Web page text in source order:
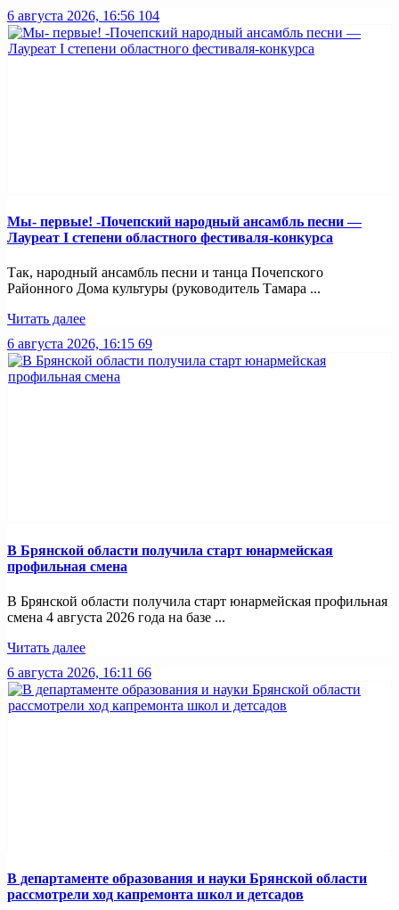
6 августа 2026, 16:56 104
Мы- первые! -Почепский народный ансамбль песни —
Лауреат I степени областного фестиваля-конкурса
Так, народный ансамбль песни и танца Почепского
Районного Дома культуры (руководитель Тамара ...
Читать далее
6 августа 2026, 16:15 69
В Брянской области получила старт юнармейская
профильная смена
В Брянской области получила старт юнармейская профильная
смена 4 августа 2026 года на базе ...
Читать далее
6 августа 2026, 16:11 66
В департаменте образования и науки Брянской области
рассмотрели ход капремонта школ и детсадов